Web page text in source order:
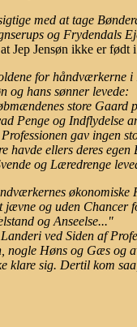
med at tage
og Frydendals
Jep Jensøn ikke er
for håndværkerne
og hans sønner levede:
store Gaard
Penge og Indflydelse
gav ingen
havde ellers deres
og Læredrenge
jævne og uden Chancer
og Anseelse..."
ved Siden af
nogle Høns og Gæs og
klare sig. Dertil kom